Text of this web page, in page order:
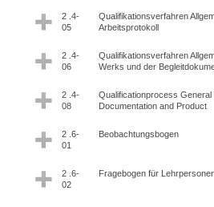
2 .4-
05
Qualifikationsverfahren
Arbeitsprotokoll
2 .4-
06
Qualifikationsverfahren
Werks und der
2 .4-
08
Qualificationprocess
Documentation and Product
2 .6-
01
Beobachtungsbogen
2 .6-
02
Fragebogen für